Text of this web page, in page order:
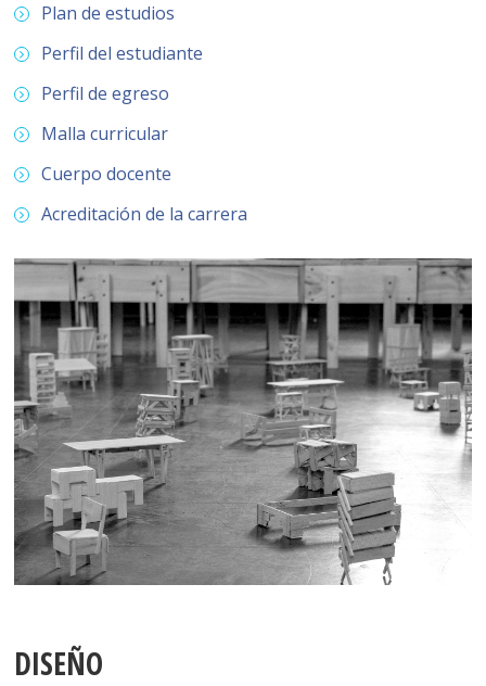
Estudiantes
Académicos
Plan de estudios
Perfil del estudiante
Perfil de egreso
Malla curricular
Cuerpo docente
Acreditación de la carrera
DISEÑO